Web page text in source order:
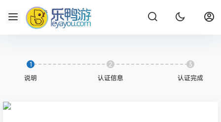
1
说明
2
认证信息
3
认证完成